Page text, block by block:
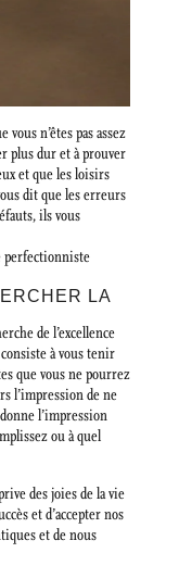
n’êtes pas assez
plus dur et à prouver
et que les loisirs
dit que les erreurs
ils vous
perfectionniste
LA
de l’excellence
à vous tenir
que vous ne pourrez
l’impression de ne
l’impression
ou à quel
des joies de la vie
et d’accepter nos
et de nous